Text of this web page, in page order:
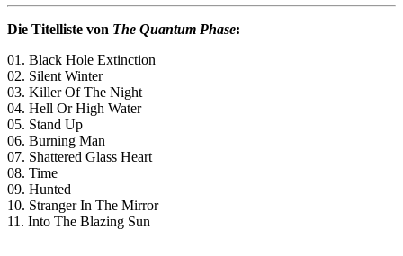
Die Titelliste von The Quantum Phase:
01. Black Hole Extinction
02. Silent Winter
03. Killer Of The Night
04. Hell Or High Water
05. Stand Up
06. Burning Man
07. Shattered Glass Heart
08. Time
09. Hunted
10. Stranger In The Mirror
11. Into The Blazing Sun